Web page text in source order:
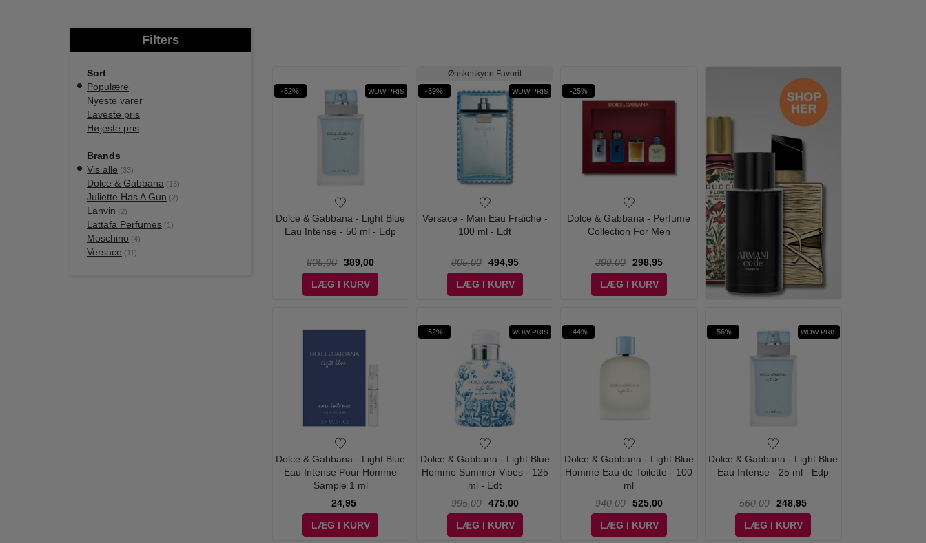
Filters
Sort
Populære
Nyeste varer
Laveste pris
Højeste pris
Brands
Vis alle (33)
Dolce & Gabbana (13)
Juliette Has A Gun (2)
Lanvin (2)
Lattafa Perfumes (1)
Moschino (4)
Versace (11)
-52% WOW PRIS
Dolce & Gabbana - Light Blue
Eau Intense - 50 ml - Edp
805,00
389,00
LÆG I KURV
Ønskeskyen Favorit
-39% WOW PRIS
Versace - Man Eau Fraiche -
100 ml - Edt
805,00
494,95
LÆG I KURV
-25%
Dolce & Gabbana - Perfume
Collection For Men
399,00
298,95
LÆG I KURV
Dolce & Gabbana - Light Blue
Eau Intense Pour Homme
Sample 1 ml
24,95
LÆG I KURV
-52% WOW PRIS
Dolce & Gabbana - Light Blue
Homme Summer Vibes - 125
ml - Edt
995,00
475,00
LÆG I KURV
-44%
Dolce & Gabbana - Light Blue
Homme Eau de Toilette - 100
ml
940,00
525,00
LÆG I KURV
-56% WOW PRIS
Dolce & Gabbana - Light Blue
Eau Intense - 25 ml - Edp
560,00
248,95
LÆG I KURV